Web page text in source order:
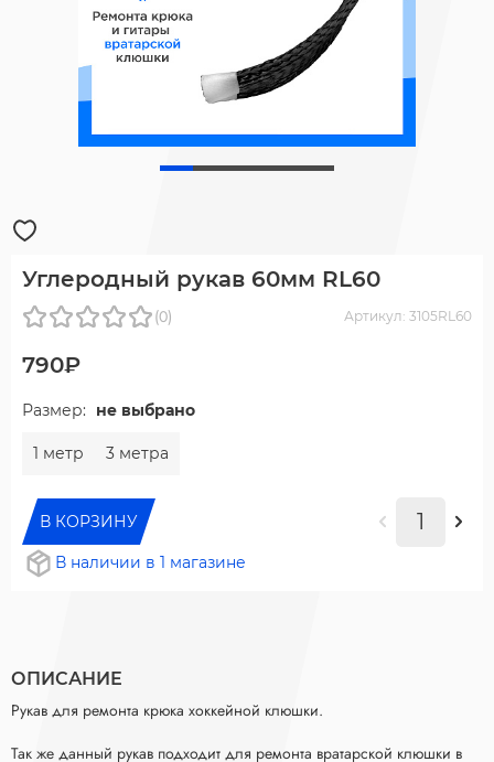
Углеродный рукав 60мм RL60
(0) Артикул: 3105RL60
790₽
Размер: не выбрано
1 метр 3 метра
В КОРЗИНУ
В наличии в 1 магазине
ОПИСАНИЕ
Рукав для ремонта крюка хоккейной клюшки.
Так же данный рукав подходит для ремонта вратарской клюшки в